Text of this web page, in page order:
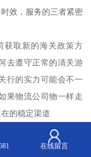
效，服务的三者紧密
获取新的海关政策方
去遵守正常的清关游
行的实力可能会不一
果物流公司物一样走
的稳定渠道
效和货量是一个相辅
的舱位，有固定的头
在线留言